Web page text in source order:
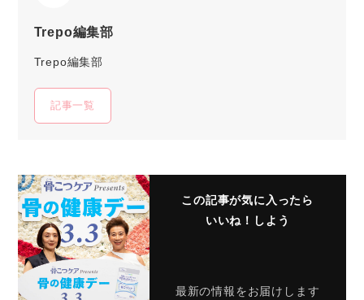
Trepo編集部
Trepo編集部
記事一覧
この記事が気に入ったら
いいね！しよう
最新の情報をお届けします